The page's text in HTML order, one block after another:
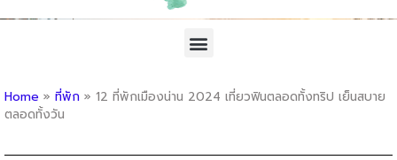
Home » ที่พัก » 12 ที่พักเมืองน่าน 2024 เที่ยวฟินตลอดทั้งทริป เย็นสบาย
ตลอดทั้งวัน